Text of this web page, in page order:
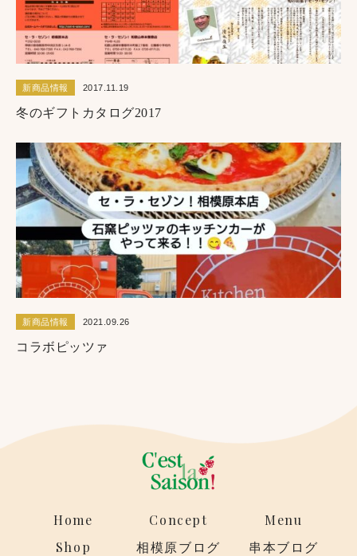
新商品情報 2017.11.19
冬のギフトカタログ2017
新商品情報 2021.09.26
コラボピッツァ
Home Concept
Menu
Shop
相模原ブログ 串本ブログ